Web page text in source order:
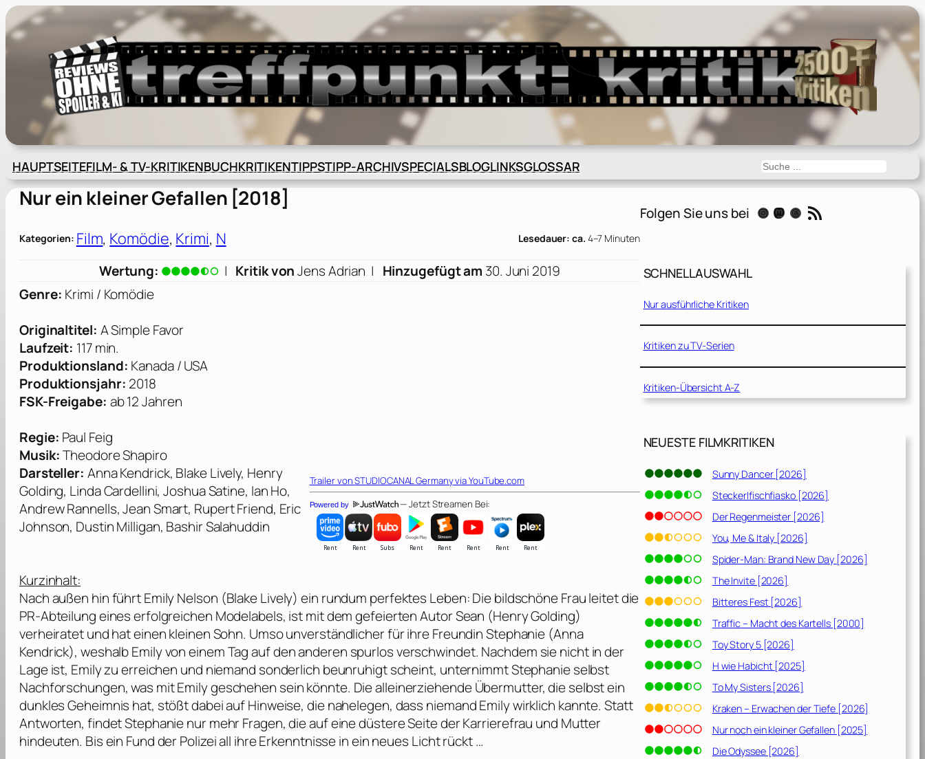
Zum
Inhalt
springen
HAUPTSEITEFILM- & TV-KRITIKENBUCHKRITIKENTIPPSTIPP-ARCHIVSPECIALSBLOGLINKSGLOSSAR Suchen
Nur ein kleiner Gefallen [2018]
Kategorien: Film, Komödie, Krimi, N Lesedauer: ca. 4–7 Minuten
Wertung: | Kritik von Jens Adrian | Hinzugefügt am 30. Juni 2019
Trailer vonSTUDIOCANAL Germanyvia YouTube.com
Powered by — Jetzt Streamen Bei:
Genre: Krimi / Komödie
Originaltitel: A Simple Favor
Laufzeit: 117 min.
Produktionsland: Kanada / USA
Produktionsjahr: 2018
FSK-Freigabe: ab 12 Jahren
Regie: Paul Feig
Musik:Theodore Shapiro
Darsteller: Anna Kendrick, Blake Lively, Henry
Golding, Linda Cardellini, Joshua Satine, Ian Ho,
Andrew Rannells, Jean Smart, Rupert Friend, Eric
Johnson, Dustin Milligan, Bashir Salahuddin
Kurzinhalt:
Nach außen hin führt Emily Nelson (Blake Lively) ein rundum perfektes Leben: Die bildschöne Frau leitet die
PR-Abteilung eines erfolgreichen Modelabels, ist mit dem gefeierten Autor Sean (Henry Golding)
verheiratet und hat einen kleinen Sohn. Umso unverständlicher für ihre Freundin Stephanie (Anna
Kendrick), weshalb Emily von einem Tag auf den anderen spurlos verschwindet. Nachdem sie nicht in der
Lage ist, Emily zu erreichen und niemand sonderlich beunruhigt scheint, unternimmt Stephanie selbst
Nachforschungen, was mit Emily geschehen sein könnte. Die alleinerziehende Übermutter, die selbst ein
dunkles Geheimnis hat, stößt dabei auf Hinweise, die nahelegen, dass niemand Emily wirklich kannte. Statt
Antworten, findet Stephanie nur mehr Fragen, die auf eine düstere Seite der Karrierefrau und Mutter
hindeuten. Bis ein Fund der Polizei all ihre Erkenntnisse in ein neues Licht rückt …
Folgen Sie uns bei Instagram Mastodon Threads RSS-Feed
SCHNELLAUSWAHL
Nur ausführliche Kritiken
Kritiken zu TV-Serien
Kritiken-Übersicht A-Z
NEUESTE FILMKRITIKEN
Sunny Dancer [2026]
Steckerlfischfiasko [2026]
Der Regenmeister [2026]
You, Me & Italy [2026]
Spider-Man: Brand New Day [2026]
The Invite [2026]
Bitteres Fest [2026]
Traffic – Macht des Kartells [2000]
Toy Story 5 [2026]
H wie Habicht [2025]
To My Sisters [2026]
Kraken – Erwachen der Tiefe [2026]
Nur noch ein kleiner Gefallen [2025]
Die Odyssee [2026]